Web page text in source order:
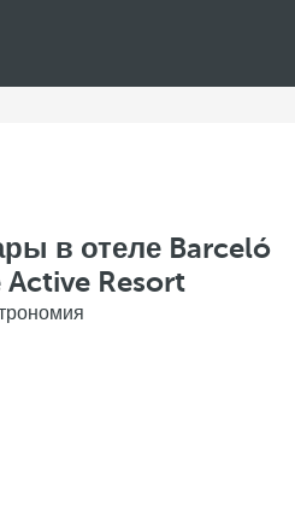
в отеле Barceló
Resort